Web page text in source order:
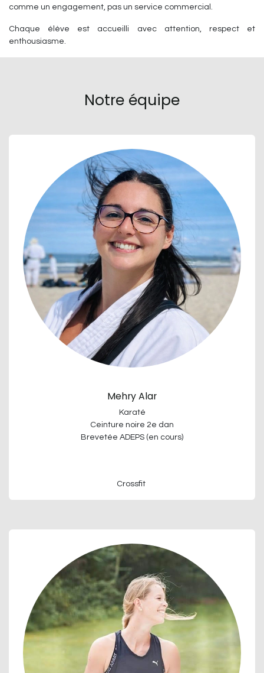
comme un engagement, pas un service commercial.
Chaque élève est accueilli avec attention, respect et
enthousiasme.
Notre équipe
Mehry Alar
Karaté
Ceinture noire 2e dan
Brevetée ADEPS (en cours)
Crossfit